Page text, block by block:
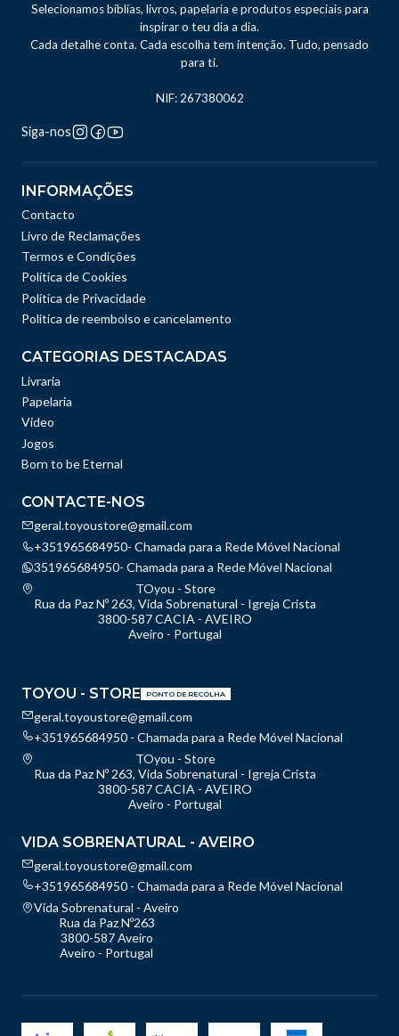
Selecionamos bíblias, livros, papelaria e produtos especiais para
inspirar o teu dia a dia.
Cada detalhe conta. Cada escolha tem intenção. Tudo, pensado
para ti.
NIF: 267380062
Siga-nos
INFORMAÇÕES
Contacto
Livro de Reclamações
Termos e Condições
Política de Cookies
Política de Privacidade
Politica de reembolso e cancelamento
CATEGORIAS DESTACADAS
Livraria
Papelaria
Vídeo
Jogos
Born to be Eternal
CONTACTE-NOS
geral.toyoustore@gmail.com
+351965684950- Chamada para a Rede Móvel Nacional
351965684950- Chamada para a Rede Móvel Nacional
TOyou - Store
Rua da Paz Nº 263, Vida Sobrenatural - Igreja Crista
3800-587 CACIA - AVEIRO
Aveiro - Portugal
TOYOU - STORE PONTO DE RECOLHA
geral.toyoustore@gmail.com
+351965684950 - Chamada para a Rede Móvel Nacional
TOyou - Store
Rua da Paz Nº 263, Vida Sobrenatural - Igreja Crista
3800-587 CACIA - AVEIRO
Aveiro - Portugal
VIDA SOBRENATURAL - AVEIRO
geral.toyoustore@gmail.com
+351965684950 - Chamada para a Rede Móvel Nacional
Vida Sobrenatural - Aveiro
Rua da Paz Nº263
3800-587 Aveiro
Aveiro - Portugal